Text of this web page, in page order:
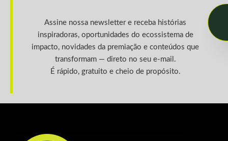
Assine nossa newsletter e receba histórias
inspiradoras, oportunidades do ecossistema de
impacto, novidades da premiação e conteúdos que
transformam — direto no seu e-mail.
É rápido, gratuito e cheio de propósito.